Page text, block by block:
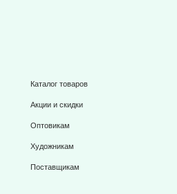
Каталог товаров
Акции и скидки
Оптовикам
Художникам
Поставщикам